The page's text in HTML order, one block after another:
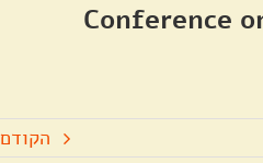
Conference
הקודם